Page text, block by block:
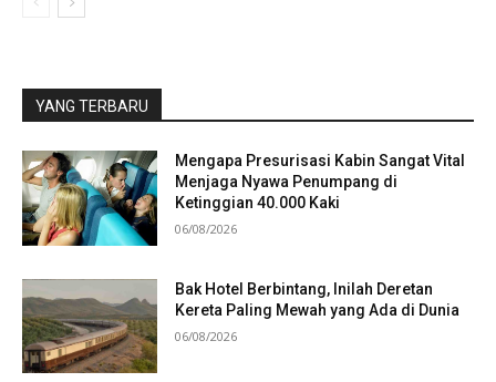
YANG TERBARU
Mengapa Presurisasi Kabin Sangat Vital
Menjaga Nyawa Penumpang di
Ketinggian 40.000 Kaki
06/08/2026
Bak Hotel Berbintang, Inilah Deretan
Kereta Paling Mewah yang Ada di Dunia
06/08/2026